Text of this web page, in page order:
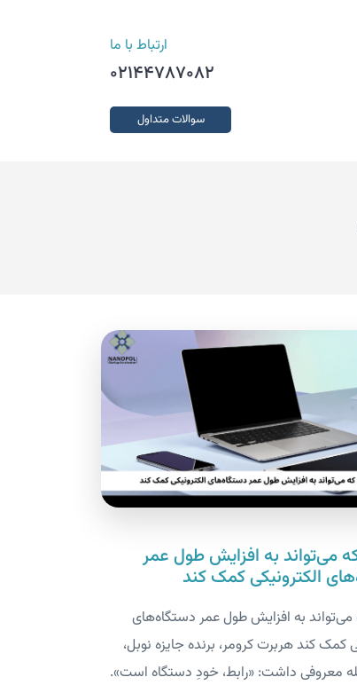
ارتباط با ما
02144787082
سوالات متداول
می‌تواند به افزایش طول عمر
الکترونیکی کمک کند
به افزایش طول عمر دستگاه‌های
کمک کند هربرت کرومر، برنده جایزه نوبل،
معروفی داشت: «رابط، خودِ دستگاه است».